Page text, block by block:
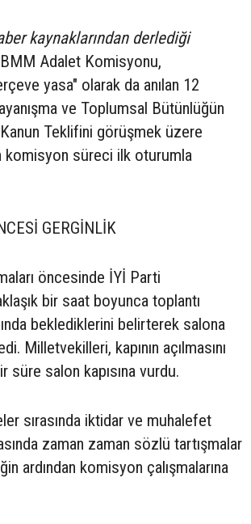
kaynaklarından derlediği
Adalet Komisyonu,
yasa" olarak da anılan 12
ve Toplumsal Bütünlüğün
Teklifini görüşmek üzere
komisyon süreci ilk oturumla
GERGİNLİK
öncesinde İYİ Parti
bir saat boyunca toplantı
beklediklerini belirterek salona
Milletvekilleri, kapının açılmasını
süre salon kapısına vurdu.
sırasında iktidar ve muhalefet
zaman zaman sözlü tartışmalar
ardından komisyon çalışmalarına